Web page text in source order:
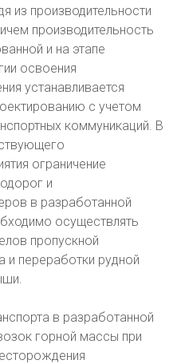
из производительности
производительность
и на этапе
освоения
устанавливается
с учетом
коммуникаций. В
ограничение
и
в разработанной
осуществлять
пропускной
и переработки рудной
в разработанной
горной массы при